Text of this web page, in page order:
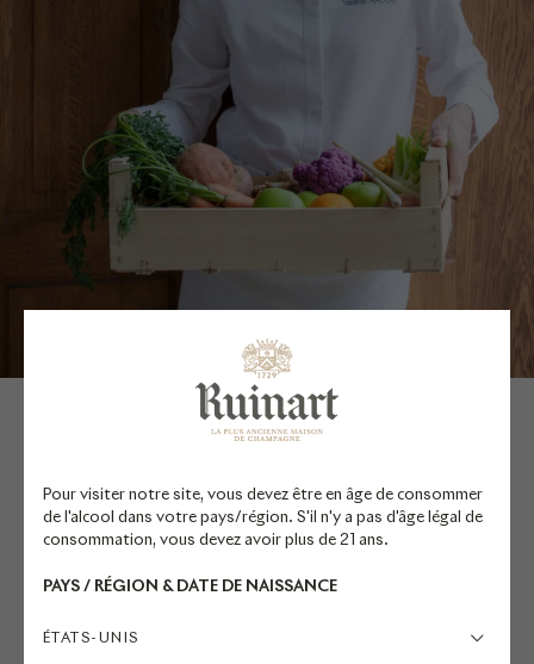
Pour visiter notre site, vous devez être en âge de consommer
de l'alcool dans votre pays/région. S'il n'y a pas d'âge légal de
consommation, vous devez avoir plus de 21 ans.
PAYS / RÉGION & DATE DE NAISSANCE
ÉTATS-UNIS
CHEFFE EN RÉSIDENCE